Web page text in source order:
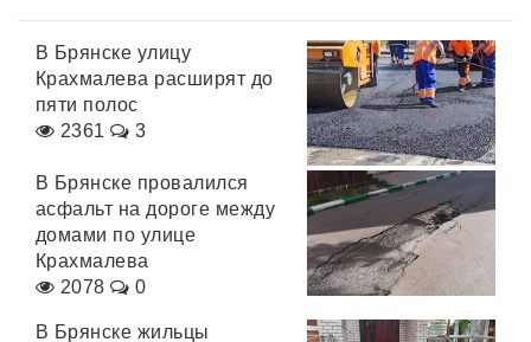
В Брянске улицу
Крахмалева расширят до
пяти полос
2361
3
В Брянске провалился
асфальт на дороге между
домами по улице
Крахмалева
2078
0
В Брянске жильцы